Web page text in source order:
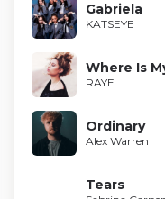
Gabriela
KATSEYE
Where Is
RAYE
Ordinary
Alex Warren
Tears